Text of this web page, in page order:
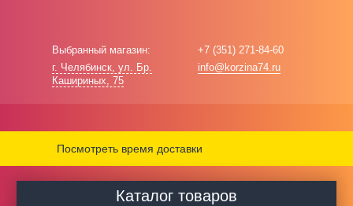
Выбранный магазин:
г. Челябинск, ул. Бр.
Кашириных, 75
+7 (351) 271-84-60
info@korzina74.ru
Посмотреть время доставки
Каталог товаров